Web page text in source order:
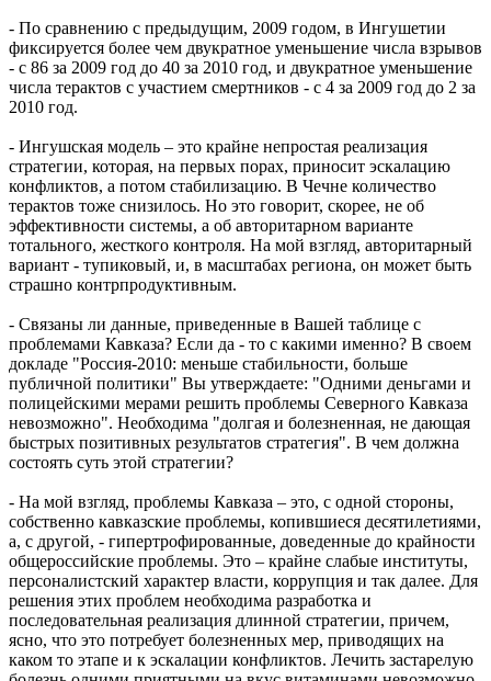
- По сравнению с предыдущим, 2009 годом, в Ингушетии
фиксируется более чем двукратное уменьшение числа взрывов
- с 86 за 2009 год до 40 за 2010 год, и двукратное уменьшение
числа терактов с участием смертников - с 4 за 2009 год до 2 за
2010 год.
- Ингушская модель – это крайне непростая реализация
стратегии, которая, на первых порах, приносит эскалацию
конфликтов, а потом стабилизацию. В Чечне количество
терактов тоже снизилось. Но это говорит, скорее, не об
эффективности системы, а об авторитарном варианте
тотального, жесткого контроля. На мой взгляд, авторитарный
вариант - тупиковый, и, в масштабах региона, он может быть
страшно контрпродуктивным.
- Связаны ли данные, приведенные в Вашей таблице с
проблемами Кавказа? Если да - то с какими именно? В своем
докладе "Россия-2010: меньше стабильности, больше
публичной политики" Вы утверждаете: "Одними деньгами и
полицейскими мерами решить проблемы Северного Кавказа
невозможно". Необходима "долгая и болезненная, не дающая
быстрых позитивных результатов стратегия". В чем должна
состоять суть этой стратегии?
- На мой взгляд, проблемы Кавказа – это, с одной стороны,
собственно кавказские проблемы, копившиеся десятилетиями,
а, с другой, - гипертрофированные, доведенные до крайности
общероссийские проблемы. Это – крайне слабые институты,
персоналистский характер власти, коррупция и так далее. Для
решения этих проблем необходима разработка и
последовательная реализация длинной стратегии, причем,
ясно, что это потребует болезненных мер, приводящих на
каком то этапе и к эскалации конфликтов. Лечить застарелую